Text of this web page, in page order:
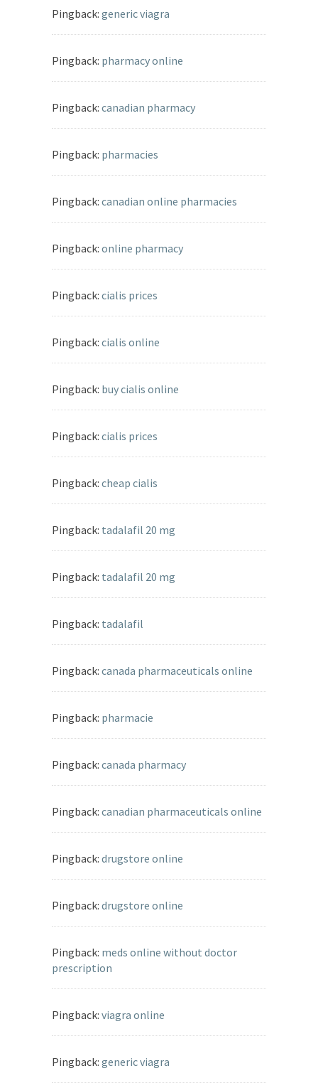
Pingback: generic viagra
Pingback: pharmacy online
Pingback: canadian pharmacy
Pingback: pharmacies
Pingback: canadian online pharmacies
Pingback: online pharmacy
Pingback: cialis prices
Pingback: cialis online
Pingback: buy cialis online
Pingback: cialis prices
Pingback: cheap cialis
Pingback: tadalafil 20 mg
Pingback: tadalafil 20 mg
Pingback: tadalafil
Pingback: canada pharmaceuticals online
Pingback: pharmacie
Pingback: canada pharmacy
Pingback: canadian pharmaceuticals online
Pingback: drugstore online
Pingback: drugstore online
Pingback: meds online without doctor
prescription
Pingback: viagra online
Pingback: generic viagra